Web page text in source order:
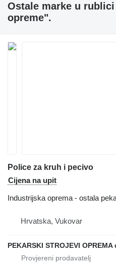
Ostale marke u
opreme".
Police za kruh i pecivo
Cijena na upit
Industrijska oprema - ostala
Hrvatska, Vukovar
PEKARSKI STROJEVI OPREMA